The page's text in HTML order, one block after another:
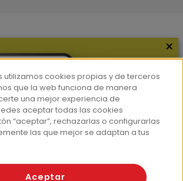
Hemeroteca
Contacto
Prensa
Lingüístico Consumer
© Fundación EROSKI
×
utilizamos cookies propias y de terceros
que la web funciona de manera
una mejor experiencia de
aceptar todas las cookies
“aceptar”, rechazarlas o configurarlas
las que mejor se adaptan a tus
Aceptar